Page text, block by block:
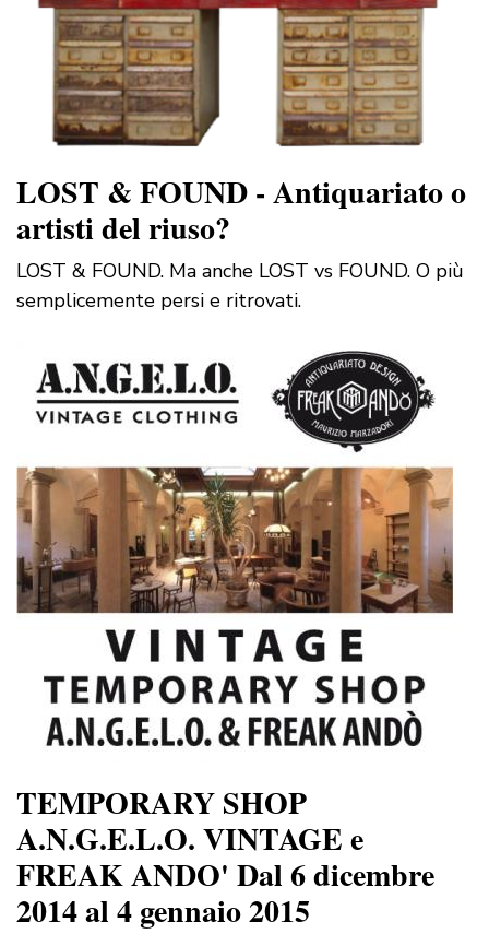
LOST & FOUND - Antiquariato o
artisti del riuso?
LOST & FOUND. Ma anche LOST vs FOUND. O più
semplicemente persi e ritrovati.
TEMPORARY SHOP
A.N.G.E.L.O. VINTAGE e
FREAK ANDO' Dal 6 dicembre
2014 al 4 gennaio 2015